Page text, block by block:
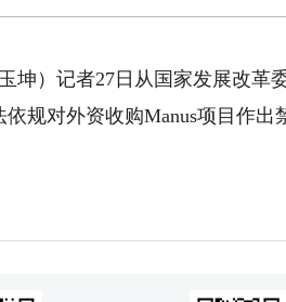
）记者27日从国家发展改革
规对外资收购Manus项目作出